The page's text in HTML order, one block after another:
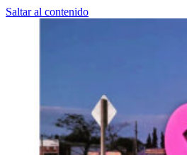
Saltar al contenido